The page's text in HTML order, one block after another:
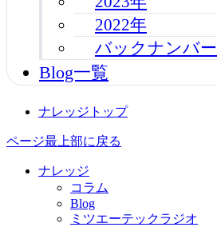
2022年
バックナンバー
Blog一覧
ナレッジトップ
ページ最上部に戻る
ナレッジ
コラム
Blog
ミツエーテックラジオ